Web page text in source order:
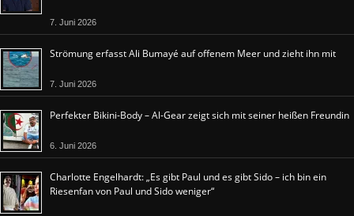
7. Juni 2026
Strömung erfasst Ali Bumayé auf offenem Meer und zieht ihn mit
7. Juni 2026
Perfekter Bikini-Body – Al-Gear zeigt sich mit seiner heißen Freundin
6. Juni 2026
Charlotte Engelhardt: „Es gibt Paul und es gibt Sido – ich bin ein
Riesenfan von Paul und Sido weniger“